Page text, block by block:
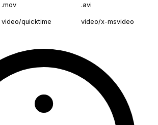
.mov .avi
video/quicktime video/x-msvideo